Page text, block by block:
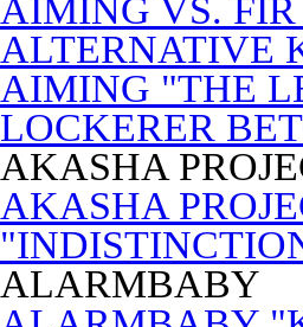
AIMING VS.
ALTERNATIVE
AIMING "THE
LOCKERER
AKASHA
AKASHA
ALARMBABY